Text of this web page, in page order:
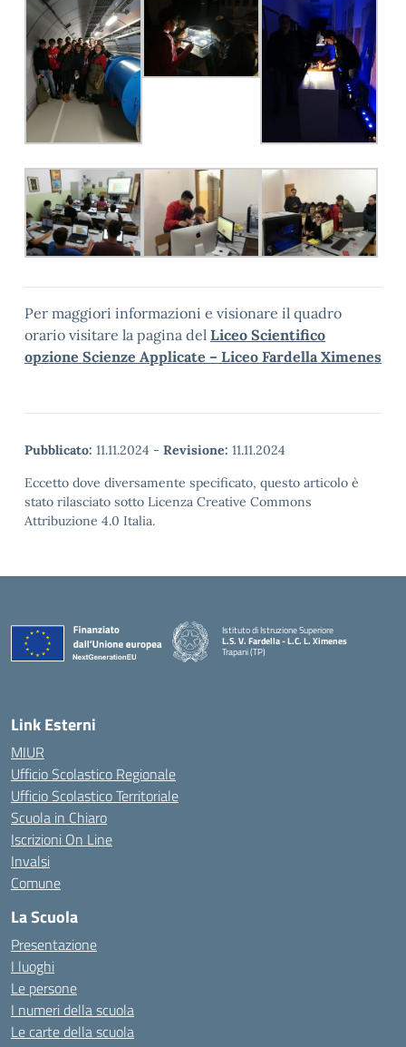
Per maggiori informazioni e visionare il quadro
orario visitare la pagina del Liceo Scientifico
opzione Scienze Applicate – Liceo Fardella Ximenes
Pubblicato: 11.11.2024 - Revisione: 11.11.2024
Eccetto dove diversamente specificato, questo articolo è
stato rilasciato sotto Licenza Creative Commons
Attribuzione 4.0 Italia.
Istituto di Istruzione Superiore
L.S. V. Fardella - L.C. L. Ximenes
Trapani (TP)
Link Esterni
MIUR
Ufficio Scolastico Regionale
Ufficio Scolastico Territoriale
Scuola in Chiaro
Iscrizioni On Line
Invalsi
Comune
La Scuola
Presentazione
I luoghi
Le persone
I numeri della scuola
Le carte della scuola